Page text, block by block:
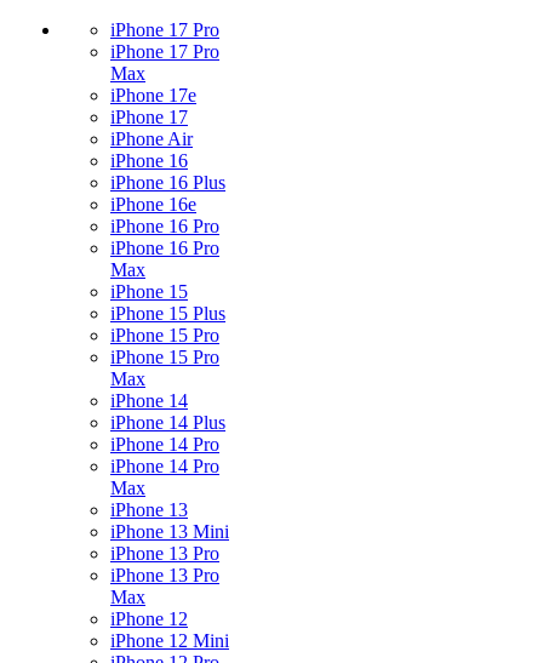
iPhone 17 Pro
iPhone 17 Pro
Max
iPhone 17e
iPhone 17
iPhone Air
iPhone 16
iPhone 16 Plus
iPhone 16e
iPhone 16 Pro
iPhone 16 Pro
Max
iPhone 15
iPhone 15 Plus
iPhone 15 Pro
iPhone 15 Pro
Max
iPhone 14
iPhone 14 Plus
iPhone 14 Pro
iPhone 14 Pro
Max
iPhone 13
iPhone 13 Mini
iPhone 13 Pro
iPhone 13 Pro
Max
iPhone 12
iPhone 12 Mini